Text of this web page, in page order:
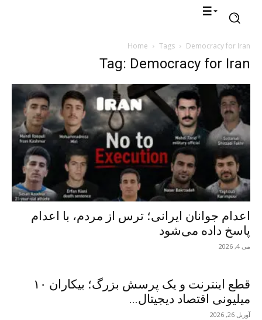
Home Tags Democracy for Iran
Tag: Democracy for Iran
اعدام جوانان ایرانی؛ ترس از مردم، با اعدام
پاسخ داده می‌شود
می 4, 2026
قطع اینترنت و یک پرسش بزرگ؛ بیکاران ۱۰
میلیونی اقتصاد دیجیتال...
آوریل 26, 2026